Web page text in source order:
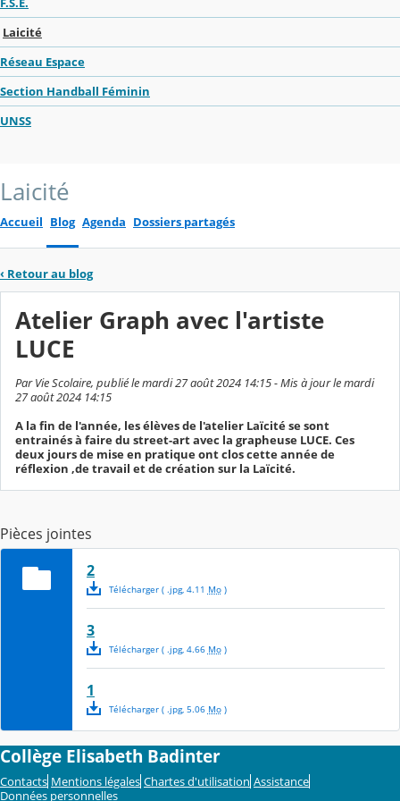
Laicité
Réseau Espace
Section Handball Féminin
UNSS
Laicité
Accueil Blog Agenda Dossiers partagés
‹ Retour au blog
Atelier Graph avec l'artiste
LUCE
Par Vie Scolaire, publié le mardi 27 août 2024 14:15 - Mis à jour le mardi
27 août 2024 14:15
A la fin de l'année, les élèves de l'atelier Laïcité se sont
entrainés à faire du street-art avec la grapheuse LUCE. Ces
deux jours de mise en pratique ont clos cette année de
réflexion ,de travail et de création sur la Laïcité.
Pièces jointes
2
Télécharger( .jpg, 4.11 Mo)
3
Télécharger( .jpg, 4.66 Mo)
1
Télécharger( .jpg, 5.06 Mo)
Collège Elisabeth Badinter
Contacts Mentions légales Chartes d'utilisation Assistance
Données personnelles